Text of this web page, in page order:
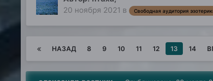
20 ноября 2021 в Свободная аудитория
НАЗАД 8 9 10 11 12 13 14